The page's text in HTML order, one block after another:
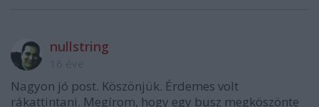
nullstring
Nagyon jó post. Köszönjük. Érdemes volt
rákattintani. Megírom, hogy egy busz megköszönte